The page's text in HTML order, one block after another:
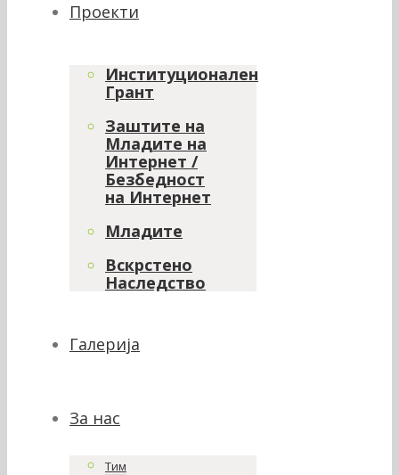
Проекти
Институционален
Грант
Заштите на
Младите на
Интернет /
Безбедност
на Интернет
Младите
Вскрстено
Наследство
Галерија
За нас
Тим